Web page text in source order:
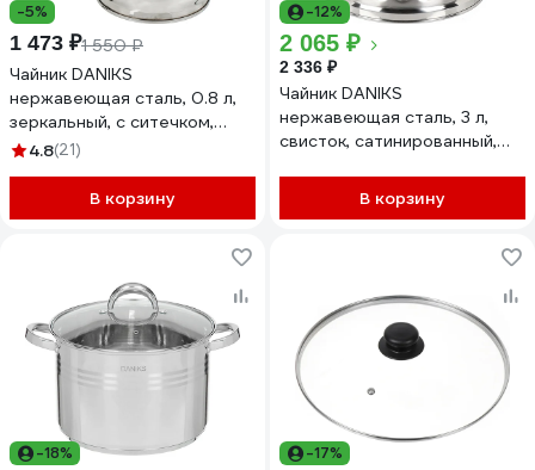
-5%
1 473 ₽1 550 ₽
Чайник DANIKS
нержавеющая сталь, 0.8 л,
зеркальный, с ситечком,
индукция, gs-04327 430549
4.8(21)
В корзину
-12%
2 065 ₽
2 336 ₽
Чайник DANIKS
нержавеющая сталь, 3 л,
свисток, сатинированный,
04611 438334В корзину
-18% -17%